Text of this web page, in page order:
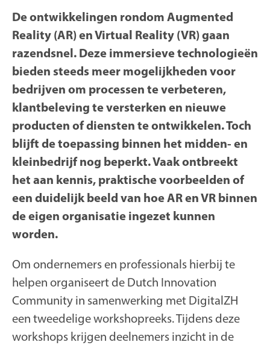
De ontwikkelingen rondom Augmented
Reality (AR) en Virtual Reality (VR) gaan
razendsnel. Deze immersieve technologieën
bieden steeds meer mogelijkheden voor
bedrijven om processen te verbeteren,
klantbeleving te versterken en nieuwe
producten of diensten te ontwikkelen. Toch
blijft de toepassing binnen het midden- en
kleinbedrijf nog beperkt. Vaak ontbreekt
het aan kennis, praktische voorbeelden of
een duidelijk beeld van hoe AR en VR binnen
de eigen organisatie ingezet kunnen
worden.
Om ondernemers en professionals hierbij te
helpen organiseert de Dutch Innovation
Community in samenwerking met DigitalZH
een tweedelige workshopreeks. Tijdens deze
workshops krijgen deelnemers inzicht in de